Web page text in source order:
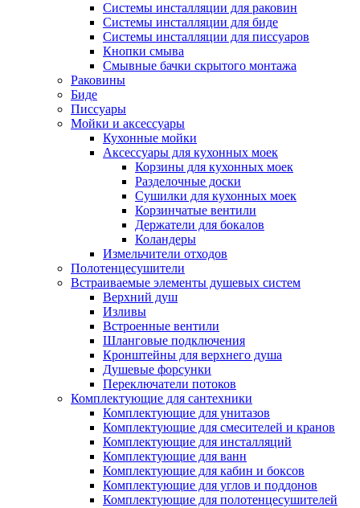
Системы инсталляции для раковин
Системы инсталляции для биде
Системы инсталляции для писсуаров
Кнопки смыва
Смывные бачки скрытого монтажа
Раковины
Биде
Писсуары
Мойки и аксессуары
Кухонные мойки
Аксессуары для кухонных моек
Корзины для кухонных моек
Разделочные доски
Сушилки для кухонных моек
Корзинчатые вентили
Держатели для бокалов
Коландеры
Измельчители отходов
Полотенцесушители
Встраиваемые элементы душевых систем
Верхний душ
Изливы
Встроенные вентили
Шланговые подключения
Кронштейны для верхнего душа
Душевые форсунки
Переключатели потоков
Комплектующие для сантехники
Комплектующие для унитазов
Комплектующие для смесителей и кранов
Комплектующие для инсталляций
Комплектующие для ванн
Комплектующие для кабин и боксов
Комплектующие для углов и поддонов
Комплектующие для полотенцесушителей